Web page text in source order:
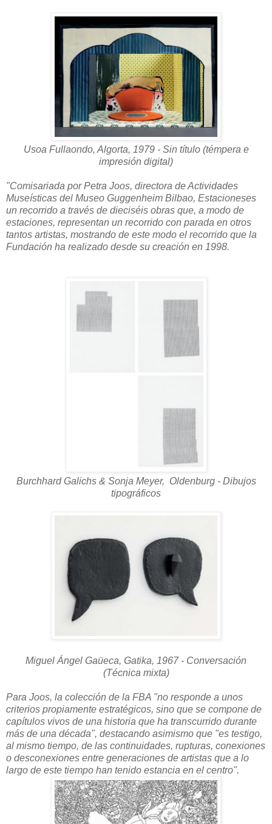
Usoa Fullaondo, Algorta, 1979 - Sin título (témpera e
impresión digital)
"Comisariada por Petra Joos, directora de Actividades
Museísticas del Museo Guggenheim Bilbao, Estacioneses
un recorrido a través de dieciséis obras que, a modo de
estaciones, representan un recorrido con parada en otros
tantos artistas, mostrando de este modo el recorrido que la
Fundación ha realizado desde su creación en 1998.
Burchhard Galichs & Sonja Meyer, Oldenburg - Dibujos
tipográficos
Miguel Ángel Gaüeca, Gatika, 1967 - Conversación
(Técnica mixta)
Para Joos, la colección de la FBA "no responde a unos
criterios propiamente estratégicos, sino que se compone de
capítulos vivos de una historia que ha transcurrido durante
más de una década", destacando asimismo que "es testigo,
al mismo tiempo, de las continuidades, rupturas, conexiones
o desconexiones entre generaciones de artistas que a lo
largo de este tiempo han tenido estancia en el centro".